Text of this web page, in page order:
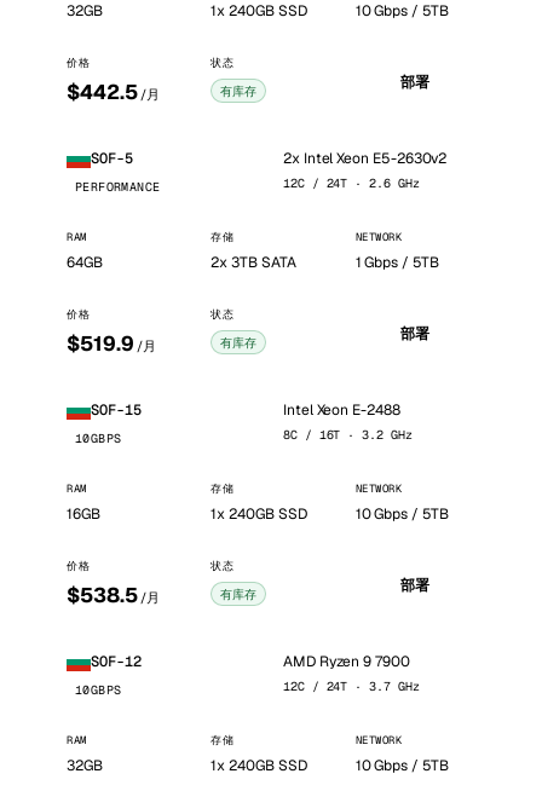
32GB 1x 240GB SSD 10 Gbps / 5TB
价格
$442.5 /月
状态
有库存 部署
SOF-5
PERFORMANCE
2x Intel Xeon E5-2630v2
12C / 24T · 2.6 GHz
RAM
64GB
存储
2x 3TB SATA
NETWORK
1 Gbps / 5TB
价格
$519.9 /月
状态
有库存 部署
SOF-15
10GBPS
Intel Xeon E-2488
8C / 16T · 3.2 GHz
RAM
16GB
存储
1x 240GB SSD
NETWORK
10 Gbps / 5TB
价格
$538.5 /月
状态
有库存 部署
SOF-12
10GBPS
AMD Ryzen 9 7900
12C / 24T · 3.7 GHz
RAM
32GB
存储
1x 240GB SSD
NETWORK
10 Gbps / 5TB